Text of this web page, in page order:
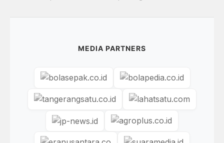
MEDIA PARTNERS